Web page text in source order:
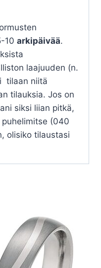
10 arkipäivää.
laajuuden (n.
tilaan niitä
tilauksia. Jos on
siksi liian pitkä,
(040
olisiko tilaustasi